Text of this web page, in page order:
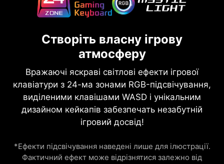
Створіть власну ігрову
атмосферу
Вражаючі яскраві світлові ефекти ігрової
клавіатури з 24-ма зонами RGB-підсвічування,
виділеними клавішами WASD і унікальним
дизайном кейкапів забезпечать незабутній
ігровий досвід!
*Ефекти підсвічування наведені лише для ілюстрації.
Фактичний ефект може відрізнятися залежно від